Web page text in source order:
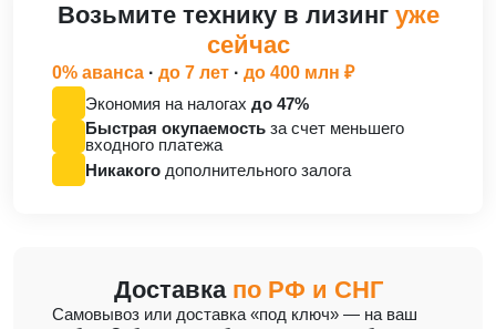
Возьмите технику в лизинг уже
сейчас
0% аванса · до 7 лет · до 400 млн ₽
Экономия на налогах до 47%
Быстрая окупаемость за счет меньшего
входного платежа
Никакого дополнительного залога
Доставка по РФ и СНГ
Cамовывоз или доставка «под ключ» — на ваш